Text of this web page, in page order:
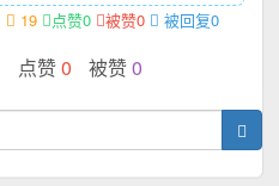
19 点赞0 被赞0 被回复0
点赞0 被赞0